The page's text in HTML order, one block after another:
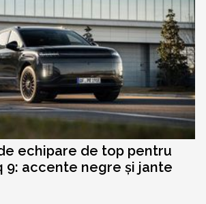
echipare de top pentru
9: accente negre și jante